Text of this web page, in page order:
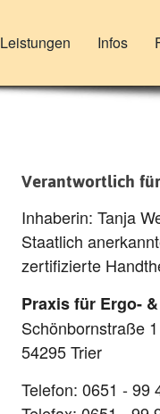
Leistungen Infos
Verantwortlich
Inhaberin: Tanja
Staatlich
zertifizierte
Praxis für Ergo-
Schönbornstraße 1
54295 Trier
Telefon: 0651 - 99